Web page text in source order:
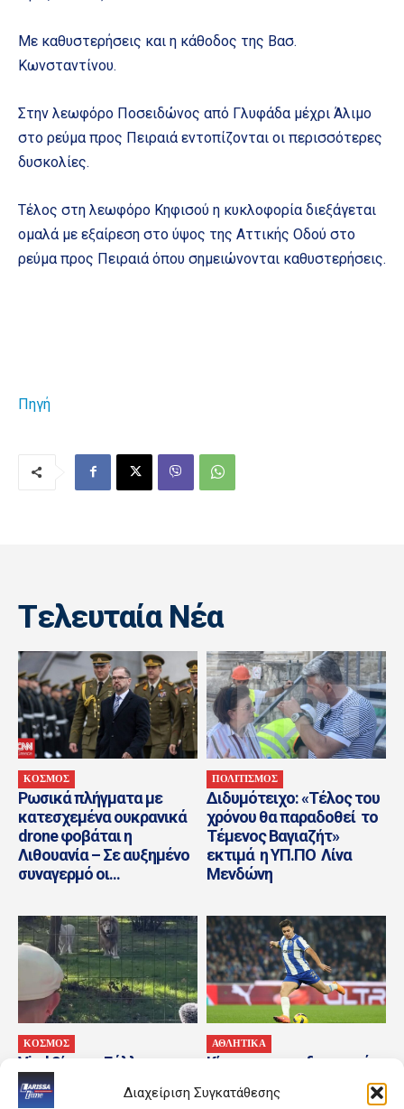
Διαχείριση Συγκατάθεσης
Με καθυστερήσεις και η κάθοδος της Βασ.
Κωνσταντίνου.
Στην λεωφόρο Ποσειδώνος από Γλυφάδα μέχρι Άλιμο
στο ρεύμα προς Πειραιά εντοπίζονται οι περισσότερες
δυσκολίες.
Τέλος στη λεωφόρο Κηφισού η κυκλοφορία διεξάγεται
ομαλά με εξαίρεση στο ύψος της Αττικής Οδού στο
ρεύμα προς Πειραιά όπου σημειώνονται καθυστερήσεις.
Πηγή
Tελευταία Nέα
ΚΟΣΜΟΣ
Ρωσικά πλήγματα με
κατεσχεμένα ουκρανικά
drone φοβάται η
Λιθουανία – Σε αυξημένο
συναγερμό οι...
ΠΟΛΙΤΙΣΜΟΣ
Διδυμότειχο: «Τέλος του
χρόνου θα παραδοθεί το
Τέμενος Βαγιαζήτ»
εκτιμά η ΥΠ.ΠΟ Λίνα
Μενδώνη
ΚΟΣΜΟΣ
Viral βίντεο: Γάλλος
μουσικός νανουρίζει
αγέλη λιονταριών με το
ΑΘΛΗΤΙΚΑ
Κίνηση για τον δανεισμό
του Φρανσίσκο Μόουρα
από την Πόρτο